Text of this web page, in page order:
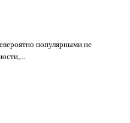
популярными не